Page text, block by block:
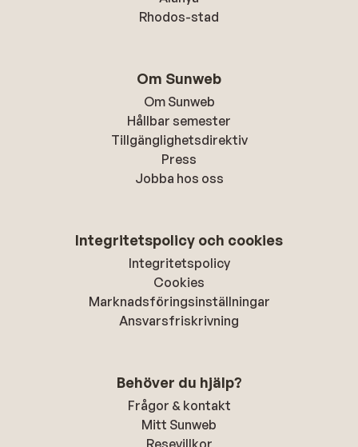
Rhodos-stad
Om Sunweb
Om Sunweb
Hållbar semester
Tillgänglighetsdirektiv
Press
Jobba hos oss
Integritetspolicy och cookies
Integritetspolicy
Cookies
Marknadsföringsinställningar
Ansvarsfriskrivning
Behöver du hjälp?
Frågor & kontakt
Mitt Sunweb